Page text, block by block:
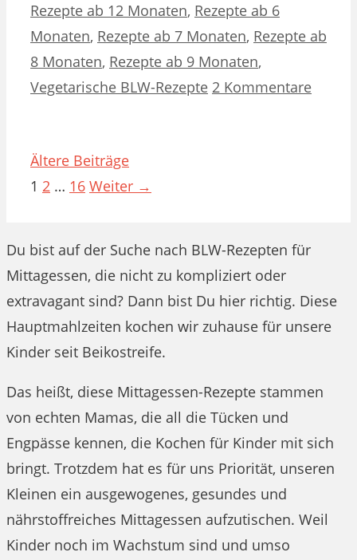
Rezepte ab 12 Monaten, Rezepte ab 6
Monaten, Rezepte ab 7 Monaten, Rezepte ab
8 Monaten, Rezepte ab 9 Monaten,
Vegetarische BLW-Rezepte 2 Kommentare
Ältere Beiträge
Seite
1 Seite
2 … Seite
16 Weiter →
Du bist auf der Suche nach BLW-Rezepten für
Mittagessen, die nicht zu kompliziert oder
extravagant sind? Dann bist Du hier richtig. Diese
Hauptmahlzeiten kochen wir zuhause für unsere
Kinder seit Beikostreife.
Das heißt, diese Mittagessen-Rezepte stammen
von echten Mamas, die all die Tücken und
Engpässe kennen, die Kochen für Kinder mit sich
bringt. Trotzdem hat es für uns Priorität, unseren
Kleinen ein ausgewogenes, gesundes und
nährstoffreiches Mittagessen aufzutischen. Weil
Kinder noch im Wachstum sind und umso